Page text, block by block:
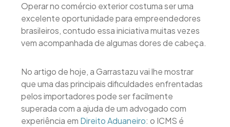
Operar no comércio exterior costuma ser uma
excelente oportunidade para empreendedores
brasileiros, contudo essa iniciativa muitas vezes
vem acompanhada de algumas dores de cabeça.
No artigo de hoje, a Garrastazu vai lhe mostrar
que uma das principais dificuldades enfrentadas
pelos importadores pode ser facilmente
superada com a ajuda de um advogado com
experiência em Direito Aduaneiro: o ICMS é